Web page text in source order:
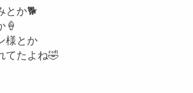
とか🐕
🍦
様とか
てたよね🤣